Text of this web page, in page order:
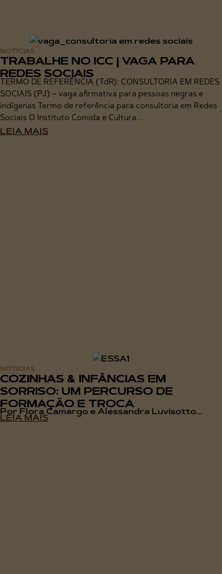
NOTÍCIAS
TRABALHE NO ICC | VAGA PARA
REDES SOCIAIS
TERMO DE REFERÊNCIA (TdR): CONSULTORIA EM REDES
SOCIAIS (PJ) – vaga afirmativa para pessoas negras e
indígenas Termo de referência para consultoria em Redes
Sociais O Instituto Comida e Cultura...
LEIA MAIS
NOTÍCIAS
COZINHAS & INFÂNCIAS EM
SORRISO: UM PERCURSO DE
FORMAÇÃO E TROCA
Por Flora Camargo e Alessandra Luvisotto...
LEIA MAIS